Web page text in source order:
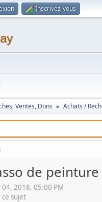
Inscrivez-vous
Ventes, Dons ► Achats /
de
2018, 05:00 PM
sujet